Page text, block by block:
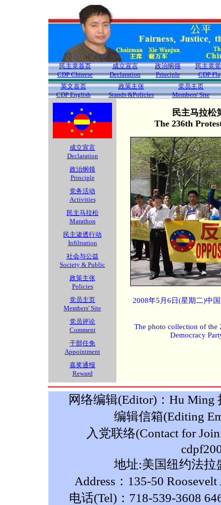
民主党首页
CDP Chinese
成立宣言
Declaration
政治纲领
Principle
民主党
CDP
英文首页
CDP English
政策主张
Stands &Policies
党员主页
Members' Site
成立宣言
Declaration
政治纲领
Principle
党务活动
Activities
民主马拉松
Marathon
民主渗透行动
Infiltration
社会与公益
Society & Public
政策主张
Policies
党员主页
Members' Site
党员评论
Comment
干部任免
Appointment
嘉奖通报
Reward
民主马拉松
The 236th
2008年5月6日(星期二)中
The photo collection of the
Democracy
网络编辑(Editor)：Hu Ming
编辑信箱(Editing
入党联络(Contact for
地址:美国纽约法拉
Address：135-50
电话(Tel)：718-539-3608